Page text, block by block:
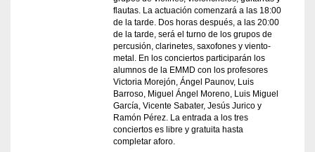
flautas. La actuación comenzará a las 18:00
de la tarde. Dos horas después, a las 20:00
de la tarde, será el turno de los grupos de
percusión, clarinetes, saxofones y viento-
metal. En los conciertos participarán los
alumnos de la EMMD con los profesores
Victoria Morejón, Ángel Paunov, Luis
Barroso, Miguel Ángel Moreno, Luis Miguel
García, Vicente Sabater, Jesús Jurico y
Ramón Pérez. La entrada a los tres
conciertos es libre y gratuita hasta
completar aforo.